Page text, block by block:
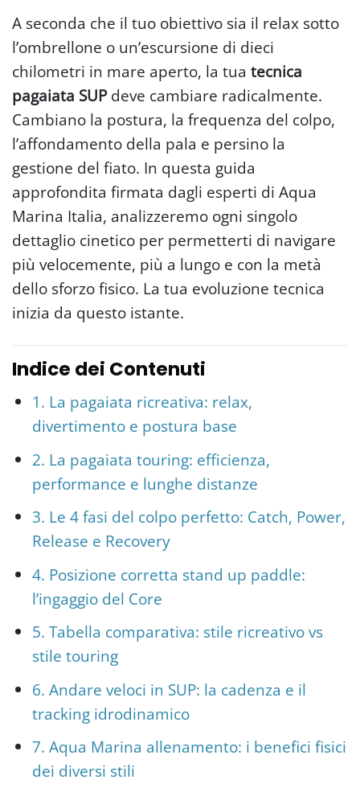
A seconda che il tuo obiettivo sia il relax sotto
l’ombrellone o un’escursione di dieci
chilometri in mare aperto, la tua tecnica
pagaiata SUPdeve cambiare radicalmente.
Cambiano la postura, la frequenza del colpo,
l’affondamento della pala e persino la
gestione del fiato. In questa guida
approfondita firmata dagli esperti di Aqua
Marina Italia, analizzeremo ogni singolo
dettaglio cinetico per permetterti di navigare
più velocemente, più a lungo e con la metà
dello sforzo fisico. La tua evoluzione tecnica
inizia da questo istante.
Indice dei Contenuti
1. La pagaiata ricreativa: relax,
divertimento e postura base
2. La pagaiata touring: efficienza,
performance e lunghe distanze
3. Le 4 fasi del colpo perfetto: Catch, Power,
Release e Recovery
4. Posizione corretta stand up paddle:
l’ingaggio del Core
5. Tabella comparativa: stile ricreativo vs
stile touring
6. Andare veloci in SUP: la cadenza e il
tracking idrodinamico
7. Aqua Marina allenamento: i benefici fisici
dei diversi stili